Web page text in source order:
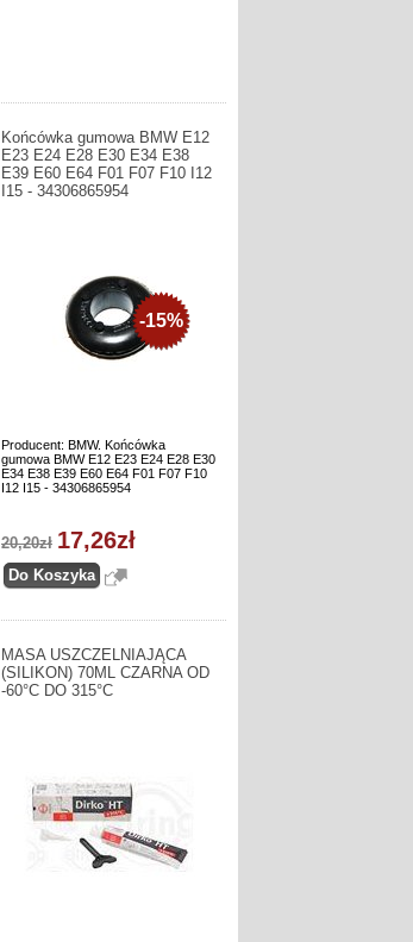
Końcówka gumowa BMW E12
E23 E24 E28 E30 E34 E38
E39 E60 E64 F01 F07 F10 I12
I15 - 34306865954
Producent: BMW. Końcówka
gumowa BMW E12 E23 E24 E28 E30
E34 E38 E39 E60 E64 F01 F07 F10
I12 I15 - 34306865954
-15%
20,20zł 17,26zł
MASA USZCZELNIAJĄCA
(SILIKON) 70ML CZARNA OD
-60°C DO 315°C